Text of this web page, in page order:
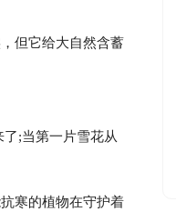
但它给大自然含蓄
;当第一片雪花从
寒的植物在守护着